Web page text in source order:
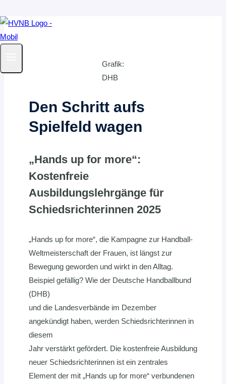
Zum
Inhalt
Grafik:
DHB
Den Schritt aufs
Spielfeld wagen
„Hands up for more“:
Kostenfreie
Ausbildungslehrgänge für
Schiedsrichterinnen 2025
„Hands up for more“, die Kampagne zur Handball-
Weltmeisterschaft der Frauen, ist längst zur
Bewegung geworden und wirkt in den Alltag.
Beispiel gefällig? Wie der Deutsche Handballbund
(DHB)
und die Landesverbände im Dezember
angekündigt haben, werden Schiedsrichterinnen in
diesem
Jahr verstärkt gefördert. Die kostenfreie Ausbildung
neuer Schiedsrichterinnen ist ein zentrales
Element der mit „Hands up for more“ verbundenen